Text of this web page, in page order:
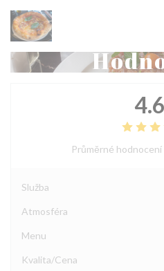
Panel pro správu cookies
4.6
Průměrné
Služba
Atmosféra
Menu
Kvalita/Cena